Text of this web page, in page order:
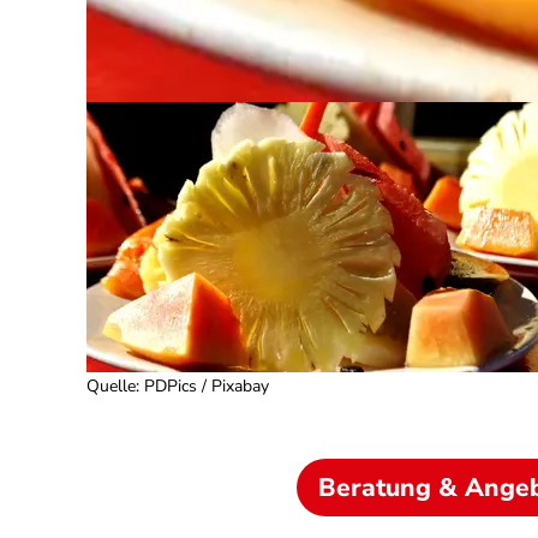
Quelle: PDPics / Pixabay
Beratung &